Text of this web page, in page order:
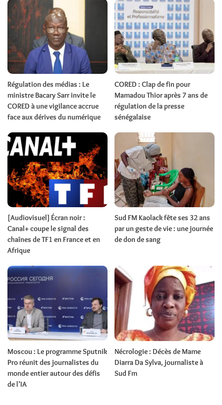
Régulation des médias : Le
ministre Bacary Sarr invite le
CORED à une vigilance accrue
face aux dérives du numérique
CORED : Clap de fin pour
Mamadou Thior après 7 ans de
régulation de la presse
sénégalaise
[Audiovisuel] Écran noir :
Canal+ coupe le signal des
chaînes de TF1 en France et en
Afrique
Sud FM Kaolack fête ses 32 ans
par un geste de vie : une journée
de don de sang
Moscou : Le programme Sputnik
Pro réunit des journalistes du
monde entier autour des défis
de l’IA
Nécrologie : Décès de Mame
Diarra Da Sylva, journaliste à
Sud Fm